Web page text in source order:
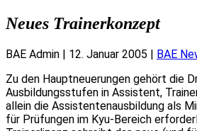
Neues Trainerkonzept
BAE Admin | 12. Januar 2005 | BAE
Zu den Hauptneuerungen gehört die
Ausbildungsstufen in Assistent,
allein die Assistentenausbildung als
für Prüfungen im Kyu-Bereich